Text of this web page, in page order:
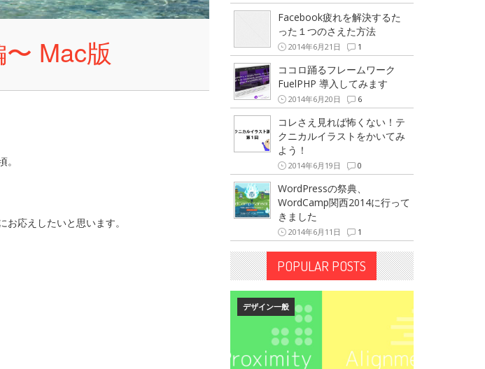
Mac版
。
応えしたいと思います。
Facebook疲れを解決するた
った１つのさえた方法
2014年6月21日 1
ココロ踊るフレームワーク
FuelPHP 導入してみます
2014年6月20日 6
コレさえ見れば怖くない！テ
クニカルイラストをかいてみ
よう！
2014年6月19日 0
WordPressの祭典、
WordCamp関西2014に行って
きました
2014年6月11日 1
POPULAR POSTS
デザイン一般